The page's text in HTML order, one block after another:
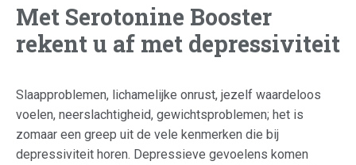
Met Serotonine Booster
rekent u af met depressiviteit
Slaapproblemen, lichamelijke onrust, jezelf waardeloos
voelen, neerslachtigheid, gewichtsproblemen; het is
zomaar een greep uit de vele kenmerken die bij
depressiviteit horen. Depressieve gevoelens komen